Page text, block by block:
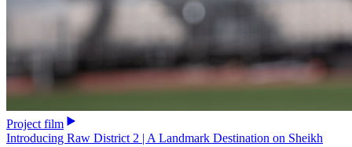
Project film
Introducing Raw District 2 | A Landmark Destination on Sheikh